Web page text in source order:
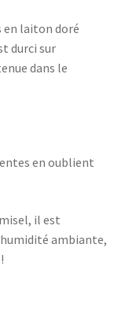
en laiton doré
durci sur
dans le
en oublient
il est
ambiante,